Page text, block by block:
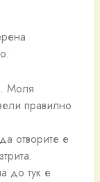
Моля
правилно
отворите е
до тук е